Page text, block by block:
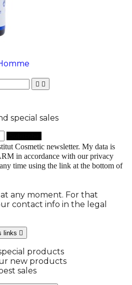
 
special sales
Cosmetic newsletter. My data is
in accordance with our privacy
time using the link at the bottom of
any moment. For that
contact info in the legal
links 
products
new products
sales